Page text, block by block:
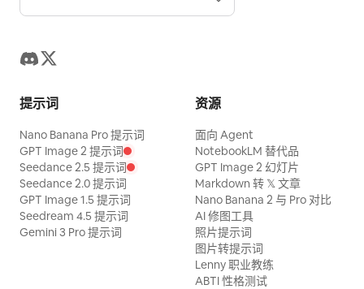
提示词
Nano Banana Pro 提示词
GPT Image 2 提示词
Seedance 2.5 提示词
Seedance 2.0 提示词
GPT Image 1.5 提示词
Seedream 4.5 提示词
Gemini 3 Pro 提示词
资源
面向 Agent
NotebookLM 替代品
GPT Image 2 幻灯片
Markdown 转 𝕏 文章
Nano Banana 2 与 Pro 对比
AI 修图工具
照片提示词
图片转提示词
Lenny 职业教练
ABTI 性格测试